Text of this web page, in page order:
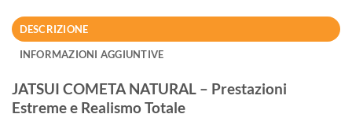
DESCRIZIONE
INFORMAZIONI AGGIUNTIVE
JATSUI COMETA NATURAL – Prestazioni
Estreme e Realismo Totale